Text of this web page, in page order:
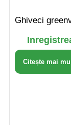
Ghiveci
Citește mai